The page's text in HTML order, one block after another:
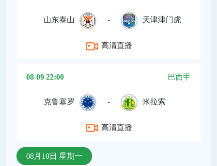
山东泰山 - 天津津门虎
高清直播
08-09 22:00 巴西甲
克鲁塞罗 - 米拉索
高清直播
08月10日 星期一